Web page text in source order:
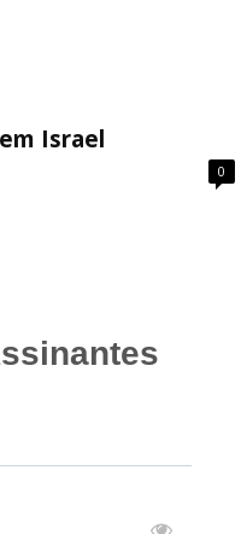
Israel
0